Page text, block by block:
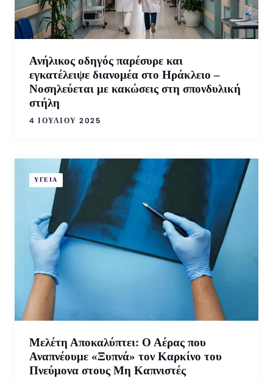
Ανήλικος οδηγός παρέσυρε και
εγκατέλειψε διανομέα στο Ηράκλειο –
Νοσηλεύεται με κακώσεις στη σπονδυλική
στήλη
4 ΙΟΥΛΊΟΥ 2025
ΥΓΕΙΑ
Μελέτη Αποκαλύπτει: Ο Αέρας που
Αναπνέουμε «Ξυπνά» τον Καρκίνο του
Πνεύμονα στους Μη Καπνιστές